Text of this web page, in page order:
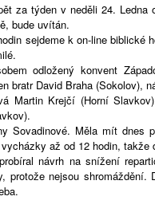
za týden v neděli 24. Ledna
bude uvítán.
sejdeme k on-line biblické
odložený konvent
bratr David Braha (Sokolov),
Martin Krejčí (Horní
Sovadinové. Měla mít dnes
až od 12 hodin, takže
návrh na snížení
protože nejsou shromáždění.